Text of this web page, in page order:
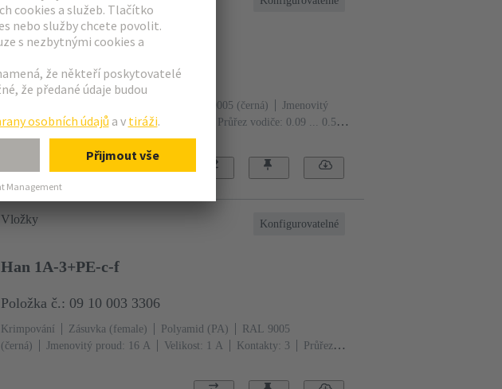
Han 1A-12-c-m latch
Položka č.: 09 10 012 3001
RAL 9005 (černá)
Jmenovitý
proud: ‌6.5 A
Velikost: 1 A Kontakty: 12
Průřez vodiče: 0.09 ... 0.52
mm²
Zajišťovací jazýčky
Konfigurovatelné
Vložky
Han 1A-3+PE-c-f
Položka č.: 09 10 003 3306
Krimpování Zásuvka (female) Polyamid (PA)
RAL 9005
(černá)
Jmenovitý proud: ‌16 A Velikost: 1 A Kontakty: 3
Průřez